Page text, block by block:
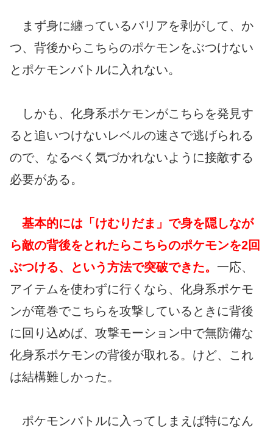
まず身に纏っているバリアを剥がして、か
つ、背後からこちらのポケモンをぶつけない
とポケモンバトルに入れない。
しかも、化身系ポケモンがこちらを発見す
ると追いつけないレベルの速さで逃げられる
ので、なるべく気づかれないように接敵する
必要がある。
基本的には「けむりだま」で身を隠しなが
ら敵の背後をとれたらこちらのポケモンを2回
ぶつける、という方法で突破できた。 一応、
アイテムを使わずに行くなら、化身系ポケモ
ンが竜巻でこちらを攻撃しているときに背後
に回り込めば、攻撃モーション中で無防備な
化身系ポケモンの背後が取れる。けど、これ
は結構難しかった。
ポケモンバトルに入ってしまえば特になん